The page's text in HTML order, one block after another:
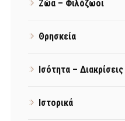
Ζώα – Φιλόζωοι
Θρησκεία
Ισότητα – Διακρίσεις
Ιστορικά